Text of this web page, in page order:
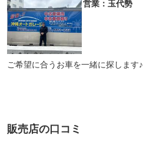
営業：玉代勢
ご希望に合うお車を一緒に探します♪
販売店の口コミ